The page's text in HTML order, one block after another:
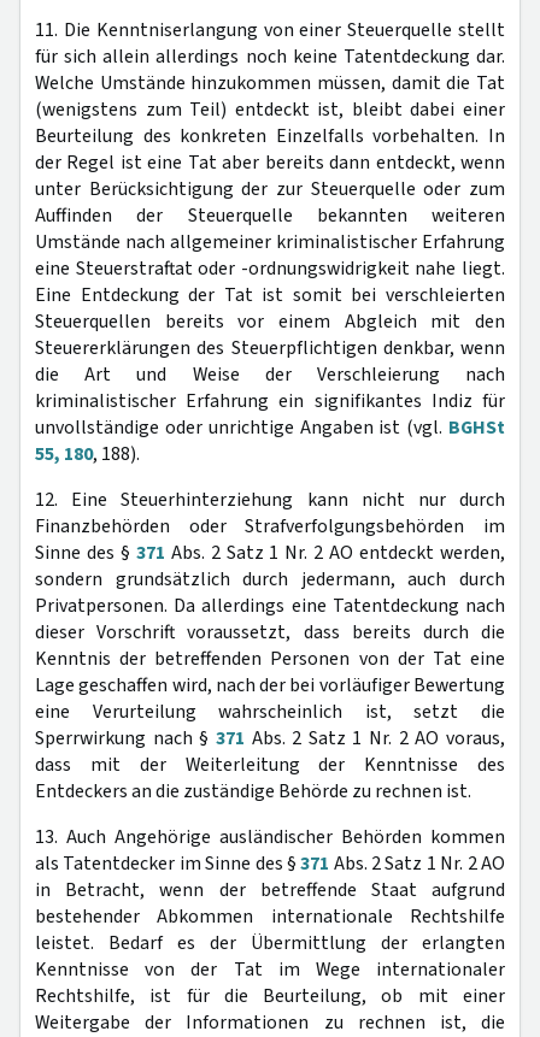
11. Die Kenntniserlangung von einer Steuerquelle stellt
für sich allein allerdings noch keine Tatentdeckung dar.
Welche Umstände hinzukommen müssen, damit die Tat
(wenigstens zum Teil) entdeckt ist, bleibt dabei einer
Beurteilung des konkreten Einzelfalls vorbehalten. In
der Regel ist eine Tat aber bereits dann entdeckt, wenn
unter Berücksichtigung der zur Steuerquelle oder zum
Auffinden der Steuerquelle bekannten weiteren
Umstände nach allgemeiner kriminalistischer Erfahrung
eine Steuerstraftat oder -ordnungswidrigkeit nahe liegt.
Eine Entdeckung der Tat ist somit bei verschleierten
Steuerquellen bereits vor einem Abgleich mit den
Steuererklärungen des Steuerpflichtigen denkbar, wenn
die Art und Weise der Verschleierung nach
kriminalistischer Erfahrung ein signifikantes Indiz für
unvollständige oder unrichtige Angaben ist (vgl. BGHSt
55, 180, 188).
12. Eine Steuerhinterziehung kann nicht nur durch
Finanzbehörden oder Strafverfolgungsbehörden im
Sinne des § 371 Abs. 2 Satz 1 Nr. 2 AO entdeckt werden,
sondern grundsätzlich durch jedermann, auch durch
Privatpersonen. Da allerdings eine Tatentdeckung nach
dieser Vorschrift voraussetzt, dass bereits durch die
Kenntnis der betreffenden Personen von der Tat eine
Lage geschaffen wird, nach der bei vorläufiger Bewertung
eine Verurteilung wahrscheinlich ist, setzt die
Sperrwirkung nach § 371 Abs. 2 Satz 1 Nr. 2 AO voraus,
dass mit der Weiterleitung der Kenntnisse des
Entdeckers an die zuständige Behörde zu rechnen ist.
13. Auch Angehörige ausländischer Behörden kommen
als Tatentdecker im Sinne des §371 Abs. 2 Satz 1 Nr. 2 AO
in Betracht, wenn der betreffende Staat aufgrund
bestehender Abkommen internationale Rechtshilfe
leistet. Bedarf es der Übermittlung der erlangten
Kenntnisse von der Tat im Wege internationaler
Rechtshilfe, ist für die Beurteilung, ob mit einer
Weitergabe der Informationen zu rechnen ist, die